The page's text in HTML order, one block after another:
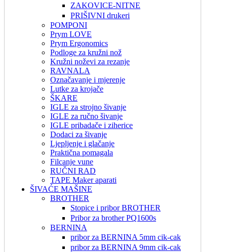
ZAKOVICE-NITNE
PRIŠIVNI drukeri
POMPONI
Prym LOVE
Prym Ergonomics
Podloge za kružni nož
Kružni noževi za rezanje
RAVNALA
Označavanje i mjerenje
Lutke za krojače
ŠKARE
IGLE za strojno šivanje
IGLE za ručno šivanje
IGLE pribadače i ziherice
Dodaci za šivanje
Ljepljenje i glačanje
Praktična pomagala
Filcanje vune
RUČNI RAD
TAPE Maker aparati
ŠIVAĆE MAŠINE
BROTHER
Stopice i pribor BROTHER
Pribor za brother PQ1600s
BERNINA
pribor za BERNINA 5mm cik-cak
pribor za BERNINA 9mm cik-cak